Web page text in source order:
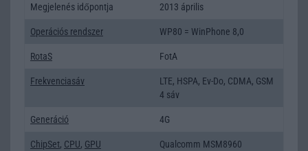
Megjelenés időpontja 2013 április
Operációs rendszer WP80 = WinPhone 8,0
RotaS FotA
Frekvenciasáv
LTE, HSPA, Ev-Do, CDMA, GSM
4 sáv
Generáció 4G
ChipSet, CPU, GPU
Qualcomm MSM8960